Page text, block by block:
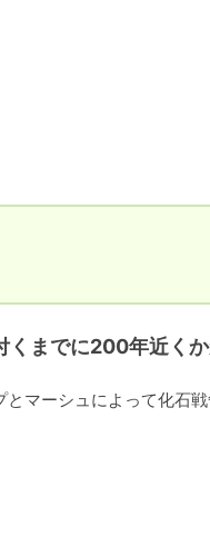
くまでに200年近く
マーシュによって化石戦